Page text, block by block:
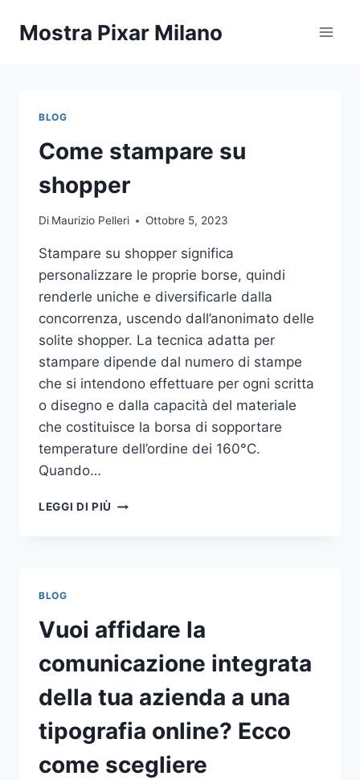
Mostra Pixar Milano
BLOG
Come stampare su
shopper
Di Maurizio Pelleri Ottobre 5, 2023
Stampare su shopper significa
personalizzare le proprie borse, quindi
renderle uniche e diversificarle dalla
concorrenza, uscendo dall’anonimato delle
solite shopper. La tecnica adatta per
stampare dipende dal numero di stampe
che si intendono effettuare per ogni scritta
o disegno e dalla capacità del materiale
che costituisce la borsa di sopportare
temperature dell’ordine dei 160°C.
Quando…
LEGGI DI PIÙ COME
BLOG
Vuoi affidare la
comunicazione integrata
della tua azienda a una
tipografia online? Ecco
come scegliere